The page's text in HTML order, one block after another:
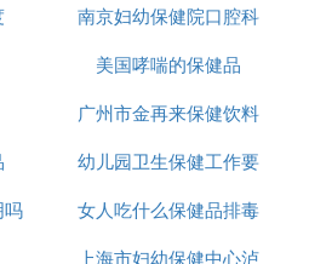
南京妇幼保健院口腔科
美国哮喘的保健品
广州市金再来保健饮料
幼儿园卫生保健工作要
求
吗
女人吃什么保健品排毒
上海市妇幼保健中心泸